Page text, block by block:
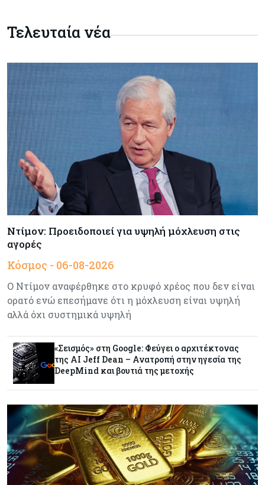
Κλιμακώνουν τις κινητοποιήσεις οι
κτηνοτρόφοι – Απέκλεισαν το Επαρχιακό
Κόσμος 05-08-2026
Πύραυλος εκτός ελέγχου της SpaceX εκτιμάται
ότι συνετρίβη στη Σελήνη
Ενέργεια 05-08-2026
Με γαλλική σφραγίδα το καλώδιο Ελλάδας –
Κύπρου, με ποσοστό πάνω από 50% μπαίνει η
Meridiam
Banking 05-08-2026
Επιτόκια: Μεγάλες αποκλίσεις από τράπεζα σε
Η Κίνα ξεκινά παγκόσμιο φορολογικό κυνήγι –
Ποιοι μπαίνουν στο στόχαστρο
Χρηματιστήρια: Οι δείκτες σε ιστορικά υψηλα –
Γιατί οι «Κασσάνδρες» βλέπουν «κλασική
Ενέργεια 05-08-2026
Ιταλία: Αξιοποιεί τη δημοσιονομική ευελιξία της
ΕΕ για επενδύσεις στην ενέργεια
Κύπρος 05-08-2026
Τελευταία νέα
Ντίμον: Προειδοποιεί για υψηλή μόχλευση στις
αγορές
Κόσμος - 06-08-2026
Ο Ντίμον αναφέρθηκε στο κρυφό χρέος που δεν είναι
ορατό ενώ επεσήμανε ότι η μόχλευση είναι υψηλή
αλλά όχι συστημικά υψηλή
«Σεισμός» στη Google: Φεύγει ο αρχιτέκτονας
της AI Jeff Dean – Ανατροπή στην ηγεσία της
DeepMind και βουτιά της μετοχής